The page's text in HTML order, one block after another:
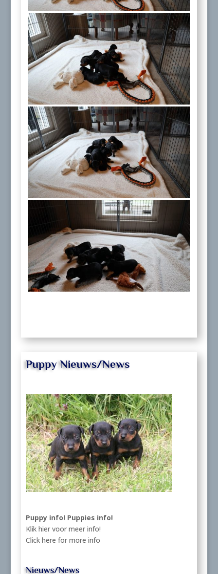
Puppy Nieuws/News
Puppy info! Puppies info!
Klik hier voor meer info!
Click here for more info
Nieuws/News